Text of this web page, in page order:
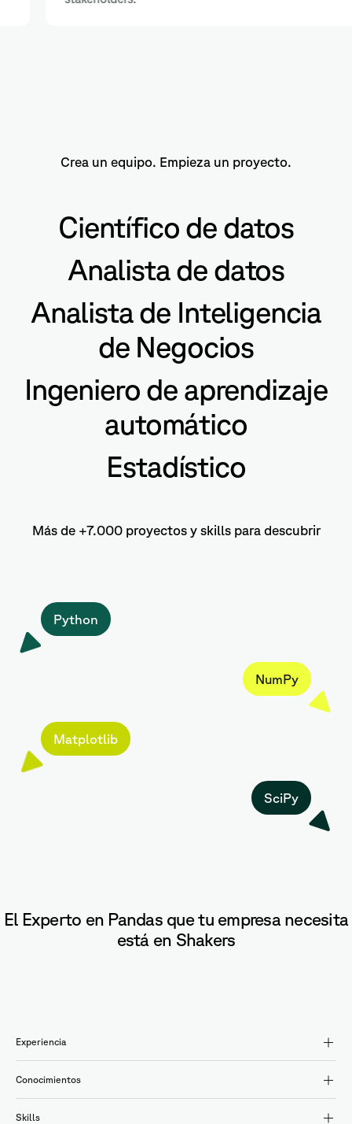
Crea un equipo. Empieza un proyecto.
Científico de datos
Analista de datos
Analista de Inteligencia
de Negocios
Ingeniero de aprendizaje
automático
Estadístico
Más de +7.000 proyectos y skills para descubrir
Python
NumPy
Matplotlib
SciPy
El Experto en Pandas que tu empresa necesita
está en Shakers
Experiencia
Conocimientos
Skills